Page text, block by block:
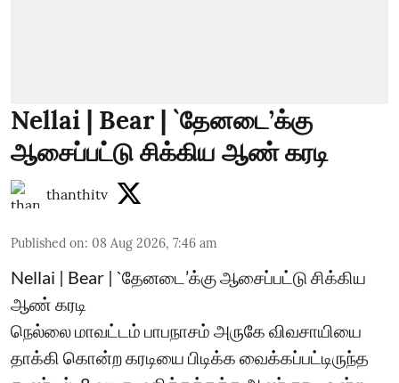
Nellai | Bear | `தேனடை’க்கு
ஆசைப்பட்டு சிக்கிய ஆண் கரடி
thanthitv
Published on: 08 Aug 2026, 7:46 am
Nellai | Bear | `தேனடை’க்கு ஆசைப்பட்டு சிக்கிய
ஆண் கரடி
நெல்லை மாவட்டம் பாபநாசம் அருகே விவசாயியை
தாக்கி கொன்ற கரடியை பிடிக்க வைக்கப்பட்டிருந்த